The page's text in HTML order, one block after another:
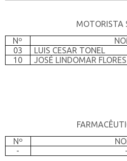
MOTORISTA
Nº
03
LUIS CESAR TONEL
10
JOSÉ LINDOMAR
Nº
-
-